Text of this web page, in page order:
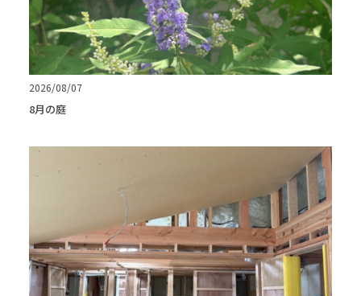
2026/08/07
8月の庭